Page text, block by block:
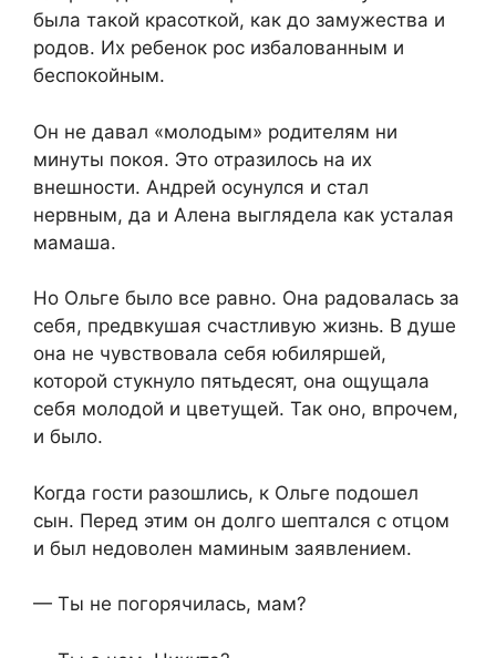
была такой красоткой, как до замужества и
родов. Их ребенок рос избалованным и
беспокойным.
Он не давал «молодым» родителям ни
минуты покоя. Это отразилось на их
внешности. Андрей осунулся и стал
нервным, да и Алена выглядела как усталая
мамаша.
Но Ольге было все равно. Она радовалась за
себя, предвкушая счастливую жизнь. В душе
она не чувствовала себя юбиляршей,
которой стукнуло пятьдесят, она ощущала
себя молодой и цветущей. Так оно, впрочем,
и было.
Когда гости разошлись, к Ольге подошел
сын. Перед этим он долго шептался с отцом
и был недоволен маминым заявлением.
— Ты не погорячилась, мам?